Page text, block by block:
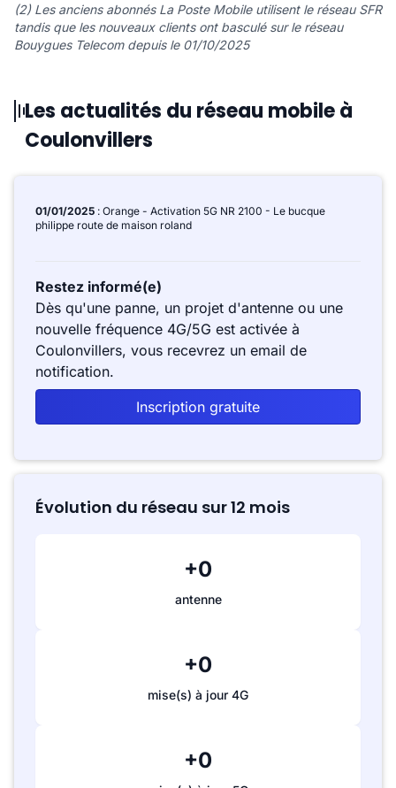
(2) Les anciens abonnés La Poste Mobile utilisent le réseau SFR
tandis que les nouveaux clients ont basculé sur le réseau
Bouygues Telecom depuis le 01/10/2025
Les actualités du réseau mobile à
Coulonvillers
01/01/2025 : Orange - Activation 5G NR 2100 - Le bucque
philippe route de maison roland
Restez informé(e)
Dès qu'une panne, un projet d'antenne ou une
nouvelle fréquence 4G/5G est activée à
Coulonvillers, vous recevrez un email de
notification.
Inscription gratuite
Évolution du réseau sur 12 mois
+0
antenne
+0
mise(s) à jour 4G
+0